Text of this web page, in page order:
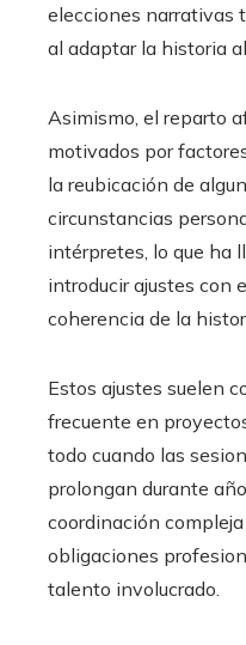
elecciones narrativas
al adaptar la historia
Asimismo, el reparto
motivados por
la reubicación de
circunstancias
intérpretes, lo que ha
introducir ajustes con
coherencia de la
Estos ajustes suelen
frecuente en
todo cuando las
prolongan durante
coordinación
obligaciones
talento involucrado.